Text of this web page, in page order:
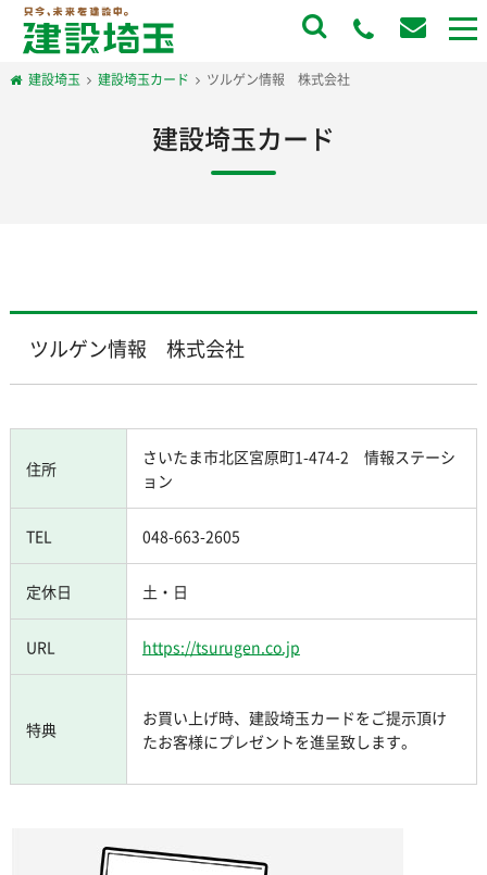
建設埼玉 建設埼玉カード ツルゲン情報 株式会社
建設埼玉カード
ツルゲン情報 株式会社
住所
さいたま市北区宮原町1-474-2 情報ステーシ
ョン
TEL 048-663-2605
定休日 土・日
URL https://tsurugen.co.jp
特典
お買い上げ時、建設埼玉カードをご提示頂け
たお客様にプレゼントを進呈致します。